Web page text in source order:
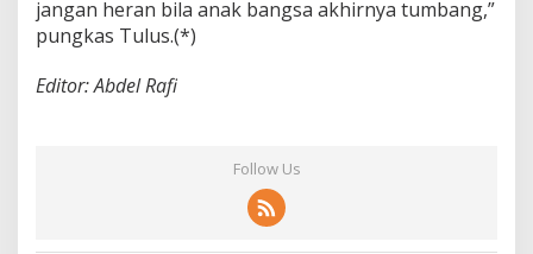
jangan heran bila anak bangsa akhirnya tumbang,”
pungkas Tulus.(*)
Editor: Abdel Rafi
Follow Us